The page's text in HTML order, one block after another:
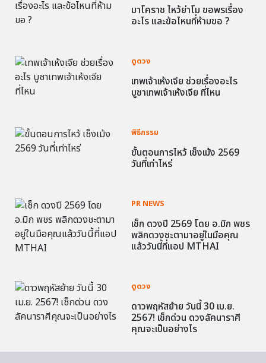
มาโคราช ไหว้ย่าโม ขอพรเรื่อง
อะไร และข้อไหนที่ห้ามขอ ?
ดูดวง
เทพเจ้าเห้งเจีย ช่วยเรื่องอะไร
บูชาเทพเจ้าเห้งเจีย ที่ไหน
พิธีกรรม
ขั้นตอนการไหว้ เช็งเม้ง 2569
วันที่เท่าไหร่
PR NEWS
เช็ก ดวงปี 2569 โดย อ.มิก พชร
พลิกดวงชะตามาอยู่ในมือคุณ
แล้ววันนี้ที่แอป MTHAI
ดูดวง
ดาวพฤหัสย้าย วันนี้ 30 เม.ย.
2567! เช็กด่วน ดวงลัคนาราศี
คุณจะเป็นอย่างไร